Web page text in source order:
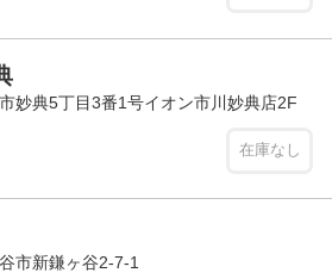
妙典5丁目3番1号イオン市川妙典店2F
在庫なし
市新鎌ヶ谷2-7-1